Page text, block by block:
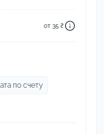
от 35 ₴
по счету